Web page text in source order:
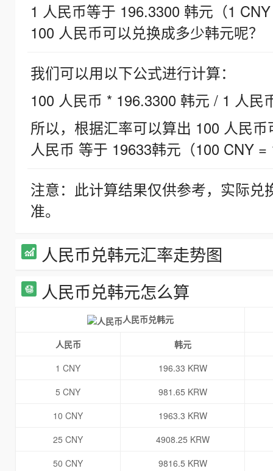
1 人民币等于 196.3300 韩元（1
100 人民币可以兑换成多少韩元呢？
我们可以用以下公式进行计算：
100 人民币 * 196.3300 韩元 / 1 人民
所以，根据汇率可以算出 100 人民
人民币 等于 19633韩元（100 CNY =
注意：此计算结果仅供参考，实际
准。
人民币兑韩元汇率走势图
人民币兑韩元怎么算
人民币兑韩元
人民币
韩元
1 CNY
196.33 KRW
5 CNY
981.65 KRW
10 CNY
1963.3 KRW
25 CNY
4908.25 KRW
50 CNY
9816.5 KRW